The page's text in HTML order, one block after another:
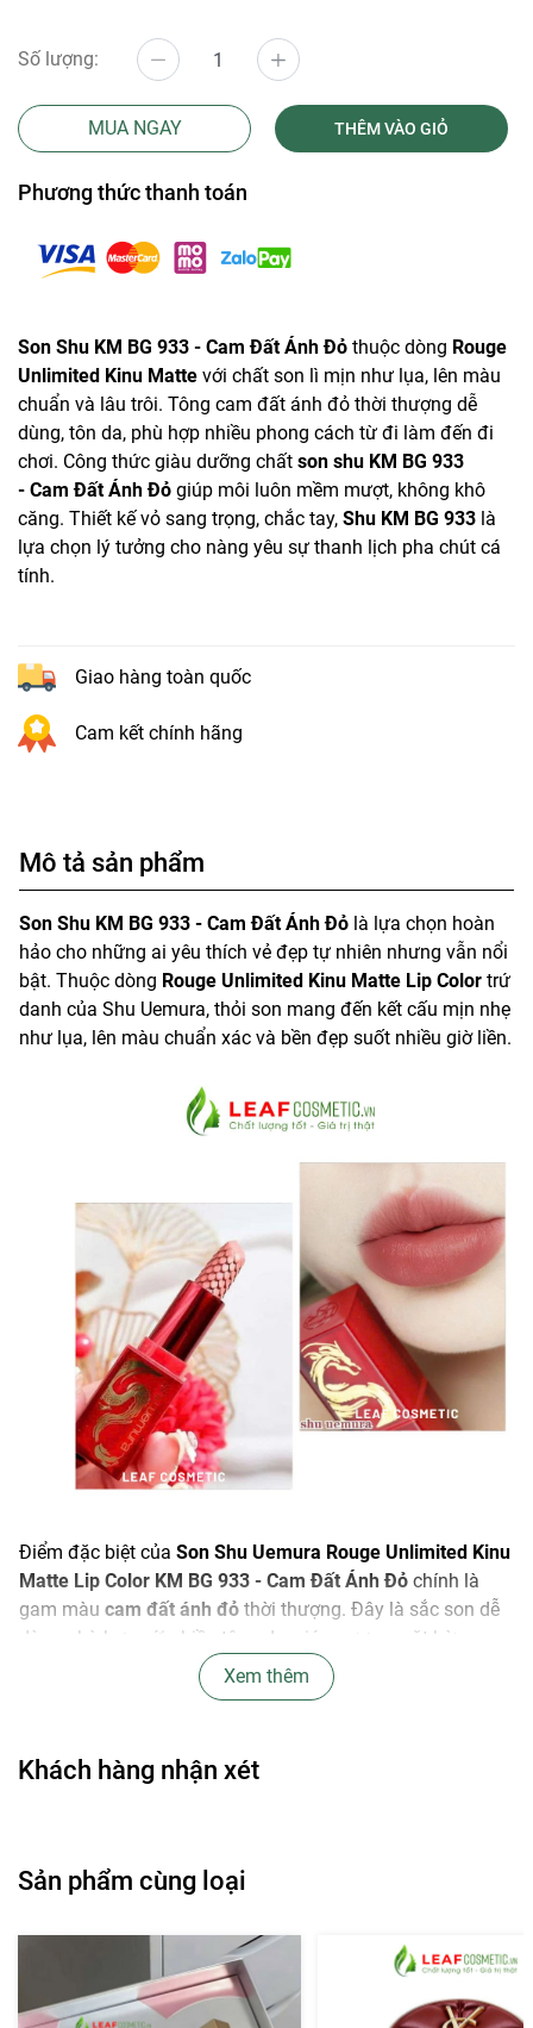
Số lượng:
MUA NGAY THÊM VÀO GIỎ
Phương thức thanh toán
Son Shu KM BG 933 - Cam Đất Ánh Đỏ thuộc dòng Rouge
Unlimited Kinu Matte với chất son lì mịn như lụa, lên màu
chuẩn và lâu trôi. Tông cam đất ánh đỏ thời thượng dễ
dùng, tôn da, phù hợp nhiều phong cách từ đi làm đến đi
chơi. Công thức giàu dưỡng chất son shu KM BG 933
- Cam Đất Ánh Đỏ giúp môi luôn mềm mượt, không khô
căng. Thiết kế vỏ sang trọng, chắc tay, Shu KM BG 933 là
lựa chọn lý tưởng cho nàng yêu sự thanh lịch pha chút cá
tính.
Giao hàng toàn quốc
Cam kết chính hãng
Mô tả sản phẩm
Son Shu KM BG 933 - Cam Đất Ánh Đỏ là lựa chọn hoàn
hảo cho những ai yêu thích vẻ đẹp tự nhiên nhưng vẫn nổi
bật. Thuộc dòng Rouge Unlimited Kinu Matte Lip Color trứ
danh của Shu Uemura, thỏi son mang đến kết cấu mịn nhẹ
như lụa, lên màu chuẩn xác và bền đẹp suốt nhiều giờ liền.
Điểm đặc biệt của Son Shu Uemura Rouge Unlimited Kinu
Matte Lip Color KM BG 933 - Cam Đất Ánh Đỏ chính là
gam màu cam đất ánh đỏ thời thượng. Đây là sắc son dễ
dàng phù hợp với nhiều tông da, giúp gương mặt bừng
sáng, vừa thanh lịch khi đi làm, vừa cá tính khi dạo phố.
Màu son không kén phong cách, thích hợp cho cả trang
Xem thêm
Khách hàng nhận xét
Sản phẩm cùng loại